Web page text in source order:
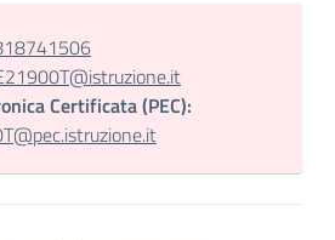
Certificata (PEC):